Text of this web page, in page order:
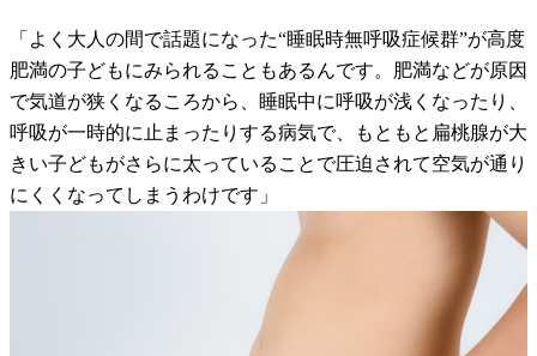
「よく大人の間で話題になった“睡眠時無呼吸症候群”が高度
肥満の子どもにみられることもあるんです。肥満などが原因
で気道が狭くなるころから、睡眠中に呼吸が浅くなったり、
呼吸が一時的に止まったりする病気で、もともと扁桃腺が大
きい子どもがさらに太っていることで圧迫されて空気が通り
にくくなってしまうわけです」